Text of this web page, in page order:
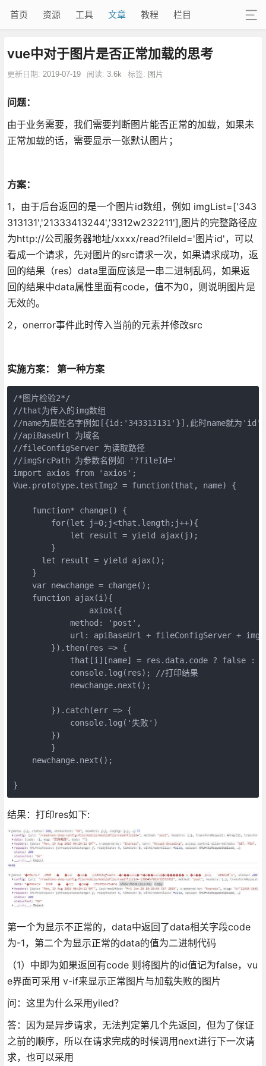
首页 资源 工具 文章 教程 栏目
vue中对于图片是否正常加载的思考
更新日期: 2019-07-19 阅读: 3.6k 标签: 图片
问题：
由于业务需要，我们需要判断图片能否正常的加载，如果未
正常加载的话，需要显示一张默认图片；
方案：
1，由于后台返回的是一个图片id数组，例如 imgList=['343
313131','21333413244','3312w232211'],图片的完整路径应
为http://公司服务器地址/xxxx/read?fileId='图片id'，可以
看成一个请求，先对图片的src请求一次，如果请求成功，返
回的结果（res）data里面应该是一串二进制乱码，如果返
回的结果中data属性里面有code，值不为0，则说明图片是
无效的。
2，onerror事件此时传入当前的元素并修改src
实施方案： 第一种方案
/*图片检验2*/
//that为传入的img数组
//name为属性名字例如[{id:'343313131'}],此时name就为'id';
//apiBaseUrl 为域名
//fileConfigServer 为读取路径
//imgSrcPath 为参数名例如 '?fileId='
import axios from 'axios';
Vue.prototype.testImg2 = function(that, name) {
    function* change() {
        for(let j=0;j<that.length;j++){
            let result = yield ajax(j);
        }
      let result = yield ajax();
    }
    var newchange = change();
    function ajax(i){
                axios({
            method: 'post',
url: apiBaseUrl + fileConfigServer +
        }).then(res => {
that[i][name] = res.data.code ? false :
            console.log(res); //打印结果
            newchange.next();
        }).catch(err => {
            console.log('失败')
        })
        }
    newchange.next();
}
结果：打印res如下:
第一个为显示不正常的，data中返回了data相关字段code
为-1，第二个为显示正常的data的值为二进制代码
（1）中即为如果返回有code 则将图片的id值记为false，vu
e界面可采用 v-if来显示正常图片与加载失败的图片
问：这里为什么采用yiled？
答：因为是异步请求，无法判定第几个先返回，但为了保证
之前的顺序，所以在请求完成的时候调用next进行下一次请
求，也可以采用